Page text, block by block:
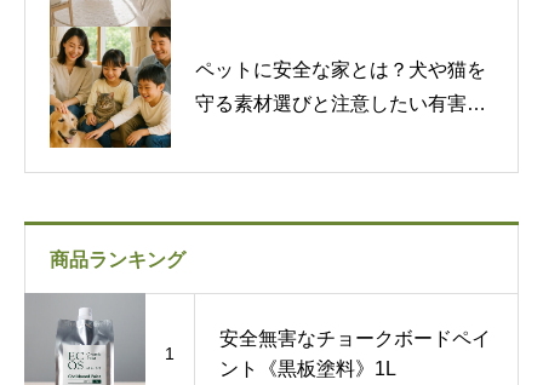
ペットに安全な家とは？犬や猫を
守る素材選びと注意したい有害物
商品ランキング
1
安全無害なチョークボードペイ
ント《黒板塗料》1L